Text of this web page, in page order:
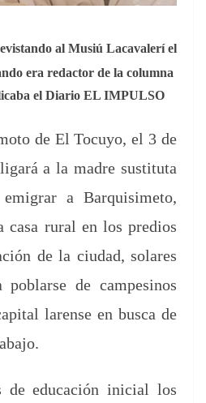
al Musiú Lacav­alerí el
era redac­tor de la colum­na
el Diario EL IMPULSO
de El Tocuyo, el 3 de
a la madre susti­tu­ta
a Bar­quisime­to,
casa rur­al en los pre­dios
de la ciu­dad, solares
poblarse de campesinos
larense en bus­ca de
de edu­cación ini­cial los